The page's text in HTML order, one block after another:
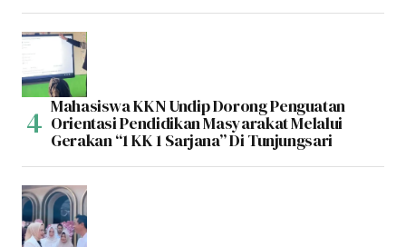
Mahasiswa KKN Undip Dorong Penguatan
Orientasi Pendidikan Masyarakat Melalui
Gerakan “1 KK 1 Sarjana” Di Tunjungsari